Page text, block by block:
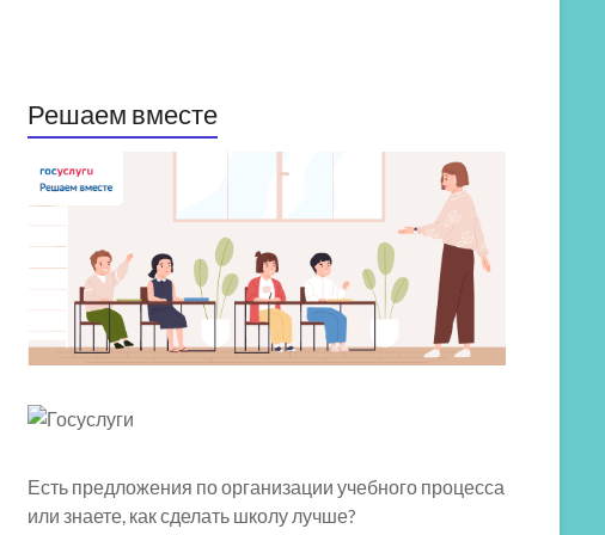
Решаем вместе
Есть предложения по организации учебного процесса
или знаете, как сделать школу лучше?